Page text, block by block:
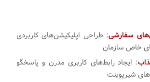
سفارشی: طراحی اپلیکیشن‌های کاربردی
خاص سازمان
: ایجاد رابط‌های کاربری مدرن و پاسخگو
شیرپوینت